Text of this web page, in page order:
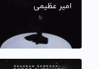
امیر عظیمی